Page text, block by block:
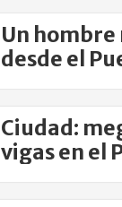
Un
desde el
Ciudad:
vigas en el